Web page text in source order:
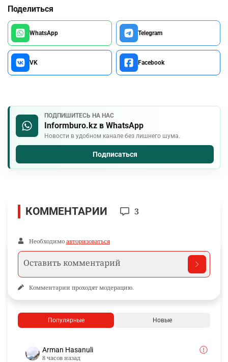
Поделиться
WhatsApp Telegram
VK Facebook
ПОДПИШИТЕСЬ НА НАС
Informburo.kz в WhatsApp
Новости в удобном канале без лишнего шума.
Подписаться
КОММЕНТАРИИ 3
Необходимо авторизоваться
Комментарии проходят модерацию.
Популярные Новые
Arman Hasanuli
8 часов назад